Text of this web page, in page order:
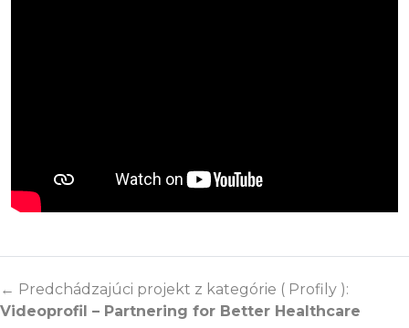
← Predchádzajúci projekt z kategórie ( Profily ):
Videoprofil – Partnering for Better Healthcare